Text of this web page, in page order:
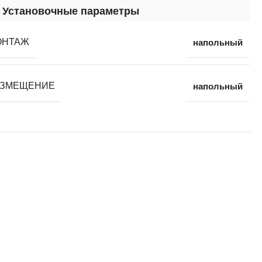
Установочные параметры
напольный
напольный